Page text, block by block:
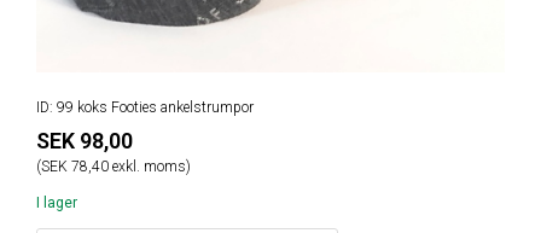
ID: 99 koks Footies ankelstrumpor
SEK 98,00
(SEK 78,40 exkl. moms)
I lager